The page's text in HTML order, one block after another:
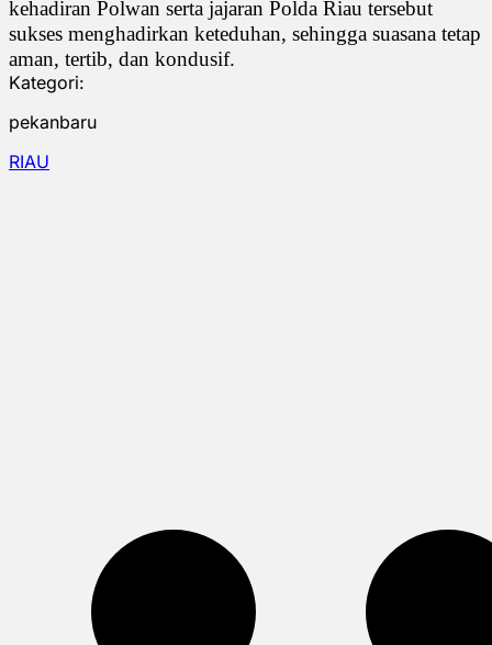
kehadiran Polwan serta jajaran Polda Riau tersebut
sukses menghadirkan keteduhan, sehingga suasana tetap
aman, tertib, dan kondusif.
Kategori:
pekanbaru
RIAU